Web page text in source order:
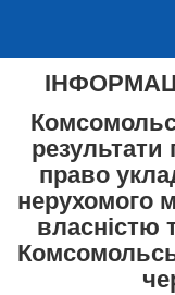
результати
право
нерухомого
власністю